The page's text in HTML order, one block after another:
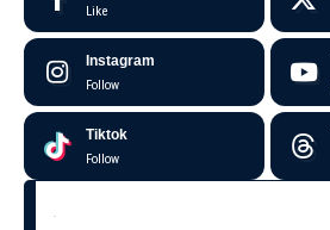
Like
Instagram
Follow
Tiktok
Follow